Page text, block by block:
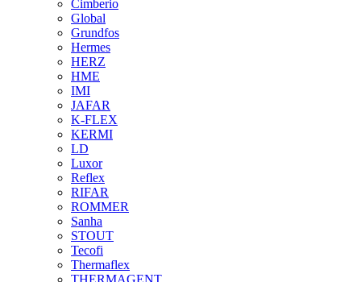
Cimberio
Global
Grundfos
Hermes
HERZ
HME
IMI
JAFAR
K-FLEX
KERMI
LD
Luxor
Reflex
RIFAR
ROMMER
Sanha
STOUT
Tecofi
Thermaflex
THERMAGENT